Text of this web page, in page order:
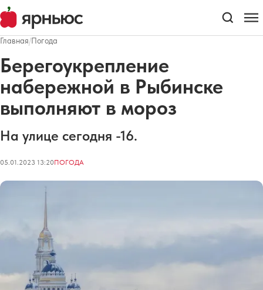
Главная/Погода
Берегоукрепление
набережной в Рыбинске
выполняют в мороз
На улице сегодня -16.
05.01.2023 13:20ПОГОДА